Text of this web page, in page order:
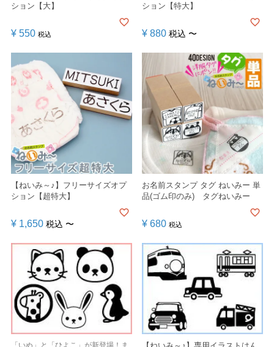
ション【大】
¥ 550 税込
ション【特大】
¥ 880 税込 〜
【ねいみ～♪】フリーサイズオプ
ション【超特大】
¥ 1,650 税込 〜
お名前スタンプ タグ ねいみー 単
品(ゴム印のみ) タグねいみー
¥ 680 税込
「いぬ」と「ひよこ」が新登場！ま